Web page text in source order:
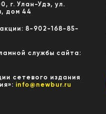
г. Улан-Удэ, ул.
дом 44
8-902-168-85-
службы сайта:
сетевого издания
info@newbur.ru